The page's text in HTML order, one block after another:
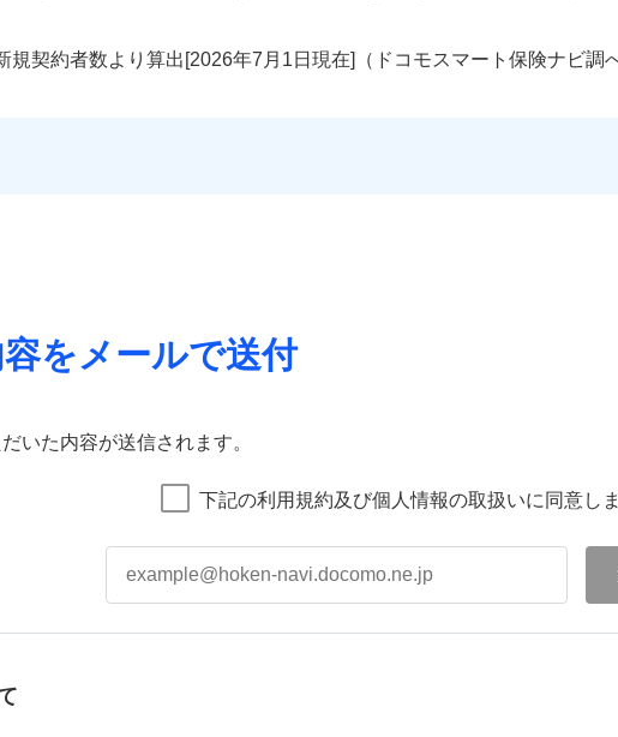
規契約者数より算出[ 年 月 日現在]（ドコモスマート保険ナビ調べ
をメールで送付
いた内容が送信されます。
下記の利用規約及び個人情報の取扱いに同意し